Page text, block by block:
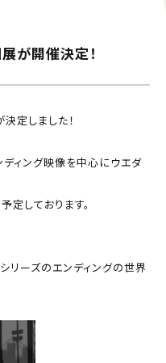
が開催決定！
定しました！
ディング映像を中心にウエダ
定しております。
リーズのエンディングの世界